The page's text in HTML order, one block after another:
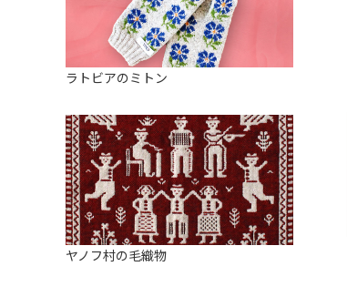
ラトビアのミトン
ヤノフ村の毛織物